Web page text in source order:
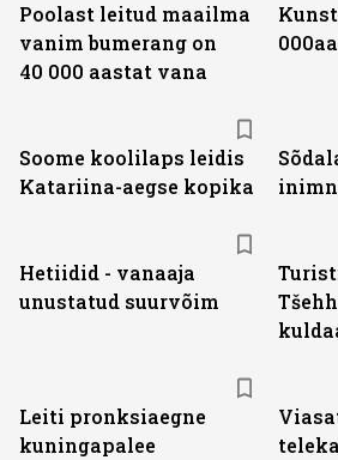
Poolast leitud maailma
vanim bumerang on
40 000 aastat vana
Soome koolilaps leidis
Katariina-aegse kopika
Hetiidid - vanaaja
unustatud suurvõim
Leiti pronksiaegne
kuningapalee